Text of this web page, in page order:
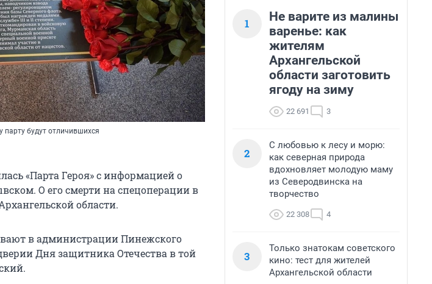
парту будут отличившихся
«Парта Героя» с информацией о
О его смерти на спецоперации в
области.
в администрации Пинежского
Дня защитника Отечества в той
1
Не варите из малины
варенье: как
жителям
Архангельской
области заготовить
ягоду на зиму
22 691 3
2
С любовью к лесу и морю:
как северная природа
вдохновляет молодую маму
из Северодвинска на
творчество
22 308 4
3
Только знатокам советского
кино: тест для жителей
Архангельской области